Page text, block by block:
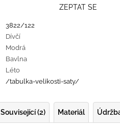
3822/122
Dívčí
Modrá
Bavlna
Léto
/tabulka-velikosti-saty/
ZEPTAT SE
Související (2) Materiál